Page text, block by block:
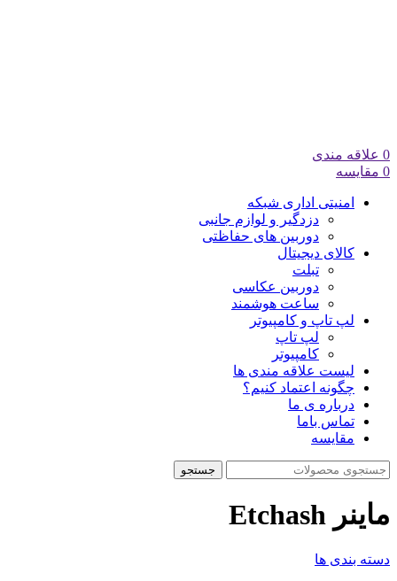
0 علاقه مندی
0 مقایسه
امنیتی اداری شبکه
دزدگیر و لوازم جانبی
دوربین های حفاظتی
کالای دیجیتال
تبلت
دوربین عکاسی
ساعت هوشمند
لپ تاپ و کامپیوتر
لپ تاپ
کامپیوتر
لیست علاقه مندی ها
چگونه اعتماد کنیم؟
درباره ی ما
تماس باما
مقایسه
جستجو
ماینر Etchash
دسته بندی ها